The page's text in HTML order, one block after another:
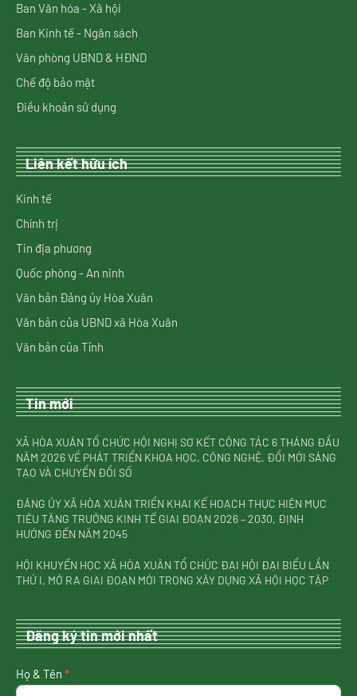
Ban Văn hóa - Xã hội
Ban Kinh tế - Ngân sách
Văn phòng UBND & HĐND
Chế độ bảo mật
Điều khoản sử dụng
Liên kết hữu ích
Kinh tế
Chính trị
Tin địa phương
Quốc phòng - An ninh
Văn bản Đảng ủy Hòa Xuân
Văn bản của UBND xã Hòa Xuân
Văn bản của Tỉnh
Tin mới
XÃ HÒA XUÂN TỔ CHỨC HỘI NGHỊ SƠ KẾT CÔNG TÁC 6 THÁNG ĐẦU
NĂM 2026 VỀ PHÁT TRIỂN KHOA HỌC, CÔNG NGHỆ, ĐỔI MỚI SÁNG
TẠO VÀ CHUYỂN ĐỔI SỐ
ĐẢNG ỦY XÃ HÒA XUÂN TRIỂN KHAI KẾ HOẠCH THỰC HIỆN MỤC
TIÊU TĂNG TRƯỞNG KINH TẾ GIAI ĐOẠN 2026 – 2030, ĐỊNH
HƯỚNG ĐẾN NĂM 2045
HỘI KHUYẾN HỌC XÃ HÒA XUÂN TỔ CHỨC ĐẠI HỘI ĐẠI BIỂU LẦN
THỨ I, MỞ RA GIAI ĐOẠN MỚI TRONG XÂY DỰNG XÃ HỘI HỌC TẬP
Đăng ký tin mới nhất
nhận
tin
Họ & Tên *